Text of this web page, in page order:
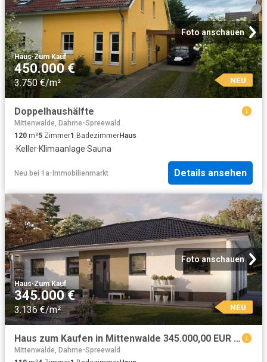
Foto anschauen
Haus·Zum Kauf
450.000 €
3.750 €/m² NEU
Doppelhaushälfte
Mittenwalde, Dahme-Spreewald
120 m²5 Zimmer1 BadezimmerHaus
·Keller·Klimaanlage·Sauna
Neu bei 1a-Immobilienmarkt Details ansehen
Foto anschauen
Haus·Zum Kauf
345.000 €
3.136 €/m² NEU
Haus zum Kaufen in Mittenwalde 345.000,00 EUR 110 m²
Mittenwalde, Dahme-Spreewald